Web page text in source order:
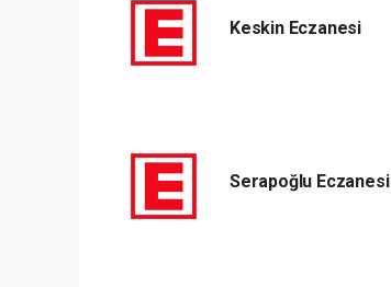
Keskin Eczanesi
Serapoğlu Eczanesi